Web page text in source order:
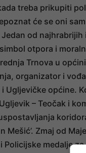
treba prikupiti
će se oni
od
otpora i
Trnova u
organizator i
Ugljevičke općine.
– Teočak i
Mešić’. Zmaj od
Policijske medalje